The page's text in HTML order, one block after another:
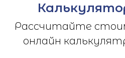
Рассчитайте
онлайн